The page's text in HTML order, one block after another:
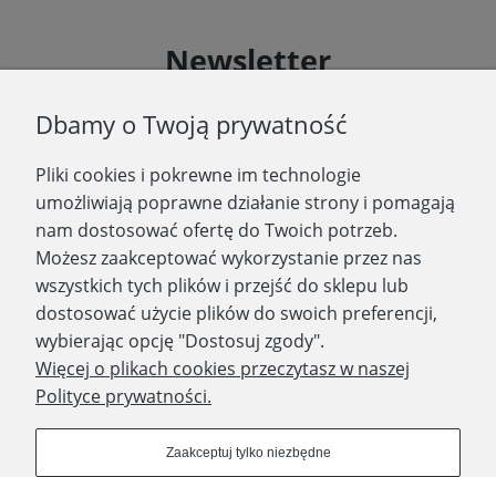
Newsletter
informacje o nowościach i promocjach.
Zapisz się
WYDAWNICTWO PROMIC
PRODUKTY
Dbamy o Twoją prywatność
Pliki cookies i pokrewne im technologie
umożliwiają poprawne działanie strony i pomagają
nam dostosować ofertę do Twoich potrzeb.
Możesz zaakceptować wykorzystanie przez nas
wszystkich tych plików i przejść do sklepu lub
dostosować użycie plików do swoich preferencji,
wybierając opcję "Dostosuj zgody".
Więcej o plikach cookies przeczytasz w naszej
Polityce prywatności.
Zaakceptuj tylko niezbędne